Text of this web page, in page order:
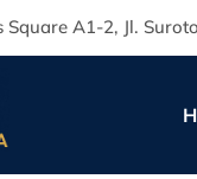
Square A1-2, Jl.